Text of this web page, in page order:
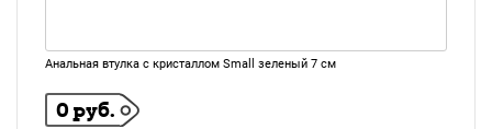
Анальная втулка с кристаллом Small зеленый 7 см
0 руб.